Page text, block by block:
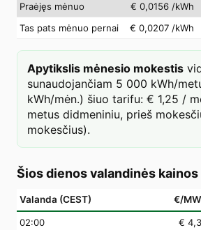
Praėjęs mėnuo
€ 0,0156 /kWh
Tas pats mėnuo pernai
€ 0,0207 /kWh
Apytikslis mėnesio mokestis
sunaudojančiam 5 000 kWh/
kWh/mėn.) šiuo tarifu: € 1,25 /
metus didmeniniu, prieš
mokesčius).
Šios dienos valandinės kainos
Valanda (CEST) €/
02:00 €